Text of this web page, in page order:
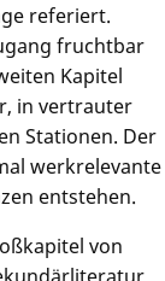
referiert.
fruchtbar
Kapitel
in vertrauter
Stationen. Der
werkrelevante
entstehen.
von